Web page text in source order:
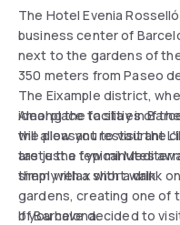
The Hotel Evenia
business center of
next to the gardens of
350 meters from Paseo
The Eixample district,
ideal place to stay in
will allow you to visit the
are just a few minutes
them with a short walk.
Among the facilities of
the pleasant restaurant
taste the typical
simply relax with a drink
gardens, creating one of
of Barcelona.
If you have decided to